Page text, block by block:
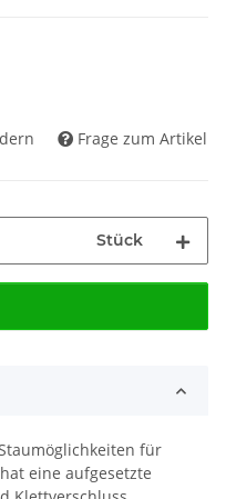
Frage zum Artikel
Stück
für
eine aufgesetzte